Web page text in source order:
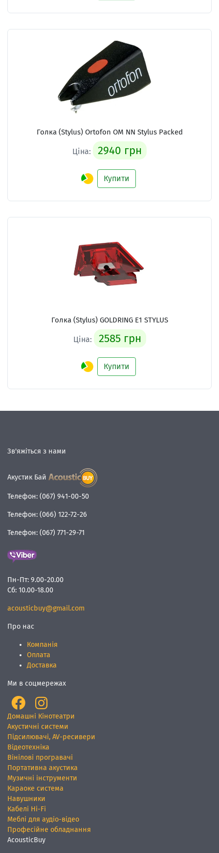
Голка (Stylus) Ortofon OM NN Stylus Packed
Ціна: 2940 грн
Купити
Голка (Stylus) GOLDRING E1 STYLUS
Ціна: 2585 грн
Купити
Зв'яжіться з нами
Акустик Бай
Телефон: (067) 941-00-50
Телефон: (066) 122-72-26
Телефон: (067) 771-29-71
Пн-Пт: 9.00-20.00
Сб: 10.00-18.00
acousticbuy@gmail.com
Про нас
Компанія
Оплата
Доставка
Ми в соцмережах
Домашні Кінотеатри
Акустичні системи
Підсилювачі, AV-ресивери
Відеотехніка
Вінілові програвачі
Портативна акустика
Музичні інструменти
Караоке система
Навушники
Кабелі Hi-Fi
Меблі для аудіо-відео
Професійне обладнання
AcousticBuy